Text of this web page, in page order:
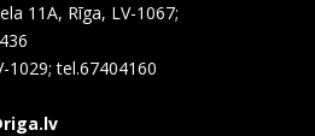
11A, Rīga, LV-1067;
1029; tel.67404160